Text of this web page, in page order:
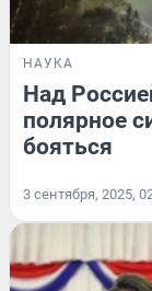
НАУКА
Над
полярное
бояться
3 сентября, 2025,